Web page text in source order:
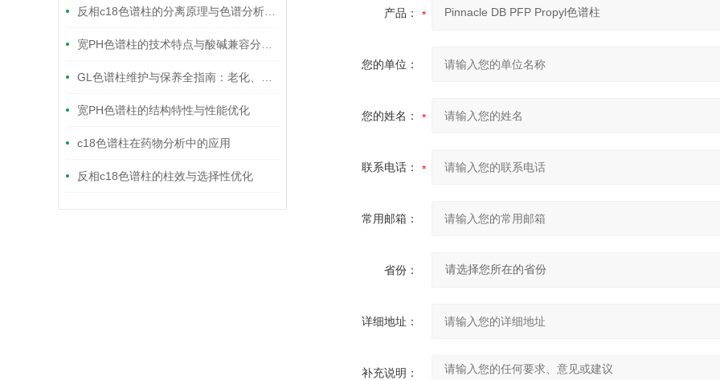
反相c18色谱柱的分离原理与色谱分析应用要点
宽PH色谱柱的技术特点与酸碱兼容分离应用解析
GL色谱柱维护与保养全指南：老化、清洗与存储最佳实践
宽PH色谱柱的结构特性与性能优化
c18色谱柱在药物分析中的应用
反相c18色谱柱的柱效与选择性优化
产品：
您的单位：
您的姓名：
联系电话：
常用邮箱：
省份：
详细地址：
补充说明：